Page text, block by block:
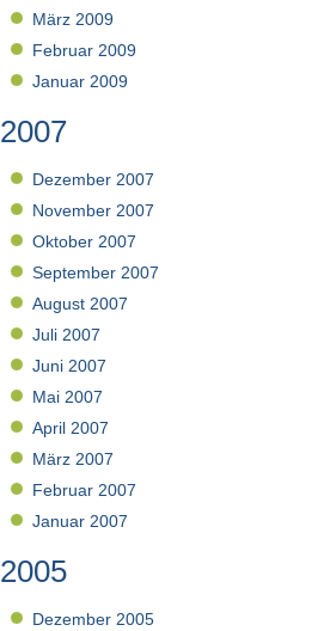
März 2009
Februar 2009
Januar 2009
2007
Dezember 2007
November 2007
Oktober 2007
September 2007
August 2007
Juli 2007
Juni 2007
Mai 2007
April 2007
März 2007
Februar 2007
Januar 2007
2005
Dezember 2005